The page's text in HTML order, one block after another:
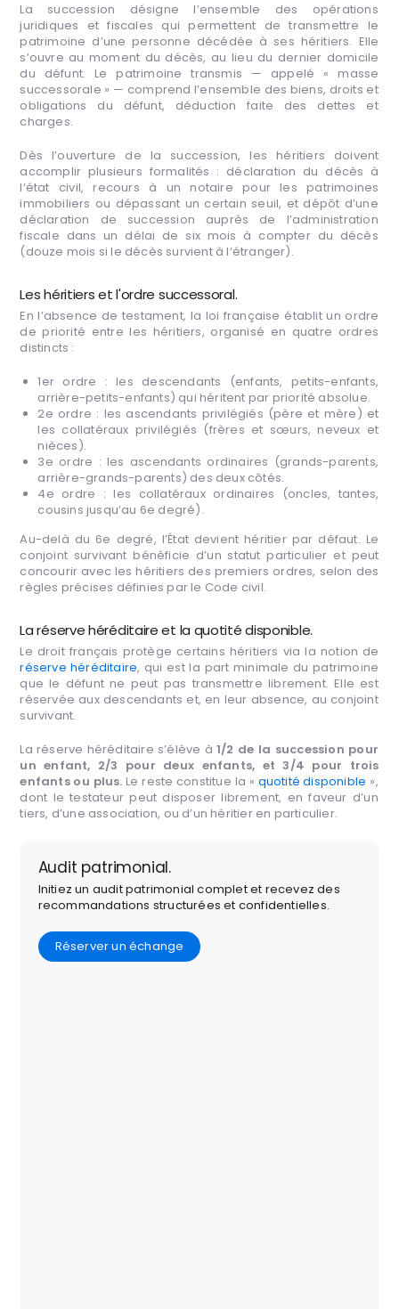
La succession désigne l’ensemble des opérations
juridiques et fiscales qui permettent de transmettre le
patrimoine d’une personne décédée à ses héritiers. Elle
s’ouvre au moment du décès, au lieu du dernier domicile
du défunt. Le patrimoine transmis — appelé « masse
successorale » — comprend l’ensemble des biens, droits et
obligations du défunt, déduction faite des dettes et
charges.
Dès l’ouverture de la succession, les héritiers doivent
accomplir plusieurs formalités : déclaration du décès à
l’état civil, recours à un notaire pour les patrimoines
immobiliers ou dépassant un certain seuil, et dépôt d’une
déclaration de succession auprès de l’administration
fiscale dans un délai de six mois à compter du décès
(douze mois si le décès survient à l’étranger).
Les héritiers et l'ordre successoral.
En l’absence de testament, la loi française établit un ordre
de priorité entre les héritiers, organisé en quatre ordres
distincts :
1er ordre : les descendants (enfants, petits-enfants,
arrière-petits-enfants) qui héritent par priorité absolue.
2e ordre : les ascendants privilégiés (père et mère) et
les collatéraux privilégiés (frères et sœurs, neveux et
nièces).
3e ordre : les ascendants ordinaires (grands-parents,
arrière-grands-parents) des deux côtés.
4e ordre : les collatéraux ordinaires (oncles, tantes,
cousins jusqu’au 6e degré).
Au-delà du 6e degré, l’État devient héritier par défaut. Le
conjoint survivant bénéficie d’un statut particulier et peut
concourir avec les héritiers des premiers ordres, selon des
règles précises définies par le Code civil.
La réserve héréditaire et la quotité disponible.
Le droit français protège certains héritiers via la notion de
réserve héréditaire, qui est la part minimale du patrimoine
que le défunt ne peut pas transmettre librement. Elle est
réservée aux descendants et, en leur absence, au conjoint
survivant.
La réserve héréditaire s’élève à 1/2 de la succession pour
un enfant, 2/3 pour deux enfants, et 3/4 pour trois
enfants ou plus. Le reste constitue la « quotité disponible »,
dont le testateur peut disposer librement, en faveur d’un
tiers, d’une association, ou d’un héritier en particulier.
Audit patrimonial.
Initiez un audit patrimonial complet et recevez des
recommandations structurées et confidentielles.
Réserver un échange